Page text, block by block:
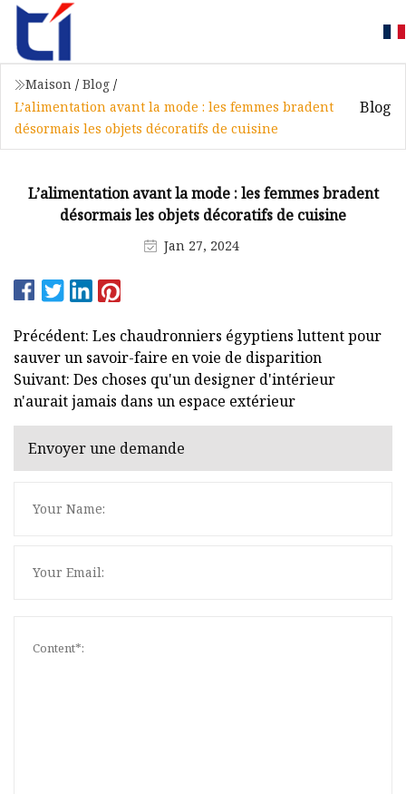
Maison / Blog /
L’alimentation avant la mode : les femmes bradent
désormais les objets décoratifs de cuisine
Blog
L’alimentation avant la mode : les femmes bradent
désormais les objets décoratifs de cuisine
Jan 27, 2024
Précédent: Les chaudronniers égyptiens luttent pour
sauver un savoir-faire en voie de disparition
Suivant: Des choses qu'un designer d'intérieur
n'aurait jamais dans un espace extérieur
Envoyer une demande